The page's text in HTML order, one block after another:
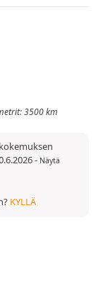
3500 km
- Näytä
KYLLÄ